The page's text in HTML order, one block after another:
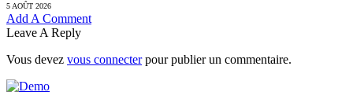
5 AOÛT 2026
Add A Comment
Leave A Reply
Vous devez vous connecterpour publier un commentaire.